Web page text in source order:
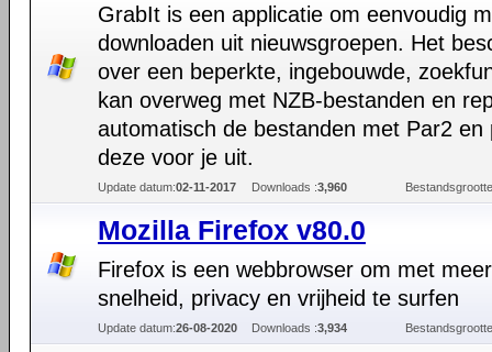
GrabIt is een applicatie om eenvoudig
downloaden uit nieuwsgroepen. Het
over een beperkte, ingebouwde,
kan overweg met NZB-bestanden en
automatisch de bestanden met Par2 en
deze voor je uit.
Update datum:02-11-2017 Downloads :3,960
Mozilla Firefox v80.0
Firefox is een webbrowser om met meer
snelheid, privacy en vrijheid te surfen
Update datum:26-08-2020 Downloads :3,934